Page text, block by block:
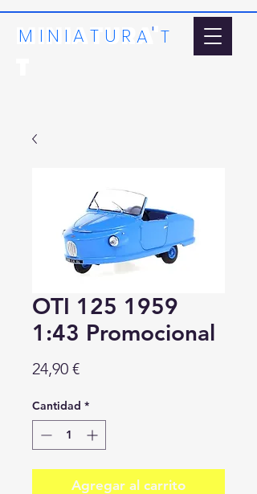
MINIATURA'
MINIAT URA T
'
OTI 125 1959
1:43 Promocional
24,90 €Precio
Cantidad *
Agregar al carrito